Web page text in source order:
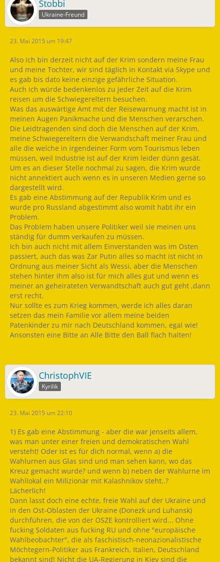
Stobbi
Ukraine-Freund
23. Mai 2015 um 19:47
Also ich bin derzeit nicht auf der Krim sondern meine Frau
und meine Tochter, wir sind täglich in Kontakt via Skype und
es gab bis dato keine einzige gefährliche Situation.
Auch ich würde bedenkenlos zu jeder Zeit auf die Krim
reisen um die Schwiegereltern besuchen.
Was das auswärtige Amt mit der Reisewarnung macht ist in
meinen Augen Panikmache und die Menschen verarschen.
Die Leidtragenden sind doch die Menschen auf der Krim,
meine Schwiegereltern die Verwandschaft meiner Frau und
alle die welche in irgendeiner Form vom Tourismus leben
müssen, weil Industrie ist auf der Krim leider dünn gesät.
Um es an dieser Stelle nochmal zu sagen, die Krim wurde
nicht annektiert auch wenn es in unseren Medien gerne so
dargestellt wird.
Es gab eine Abstimmung auf der Republik Krim und es
wurde pro Russland abgestimmt also womit habt ihr ein
Problem.
Das Problem haben unsere Politiker weil sie meinen uns
ständig für dumm verkaufen zu müssen.
Ich bin auch nicht mit allem Einverstanden was im Osten
passiert, auch das was Zar Putin alles so macht ist nicht in
Ordnung aus meiner Sicht als Wessi, aber die Menschen
stehen hinter ihm also ist für mich alles gut und wenn es
meiner an geheirateten Verwandtschaft auch gut geht ,dann
erst recht.
Nur sollte es zum Krieg kommen, werde ich alles daran
setzen das mein Familie vor allem meine beiden
Patenkinder zu mir nach Deutschland kommen, egal wie!
Ansonsten eine Bitte an Alle Bitte den Ball flach halten!
ChristophVIE
Kyrilik
23. Mai 2015 um 22:10
1) Es gab eine Abstimmung - aber die war jenseits allem,
was man unter einer freien und demokratischen Wahl
versteht! Oder ist es für dich normal, wenn a) die
Wahlurnen aus Glas sind und man sehen kann, wo das
Kreuz gemacht wurde? und wenn b) neben der Wahlurne im
Wahllokal ein Milizionär mit Kalashnikov steht..?
Lächerlich!
Dann lasst doch eine echte, freie Wahl auf der Ukraine und
in den Ost-Oblasten der Ukraine (Donezk und Luhansk)
durchführen, die von der OSZE kontrolliert wird... Ohne
fucking Soldaten aus fucking RU und ohne "europäische
Wahlbeobachter", die als faschistisch-neonazionalistische
Möchtegern-Politiker aus Frankreich, Italien, Deutschland
bekannt sind! Nicht die UA-Regierung in Kiev sind die